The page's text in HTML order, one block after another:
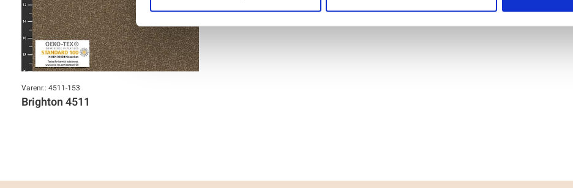
Varenr.: 4511-153
Brighton 4511